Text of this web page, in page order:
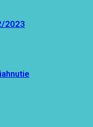
2023